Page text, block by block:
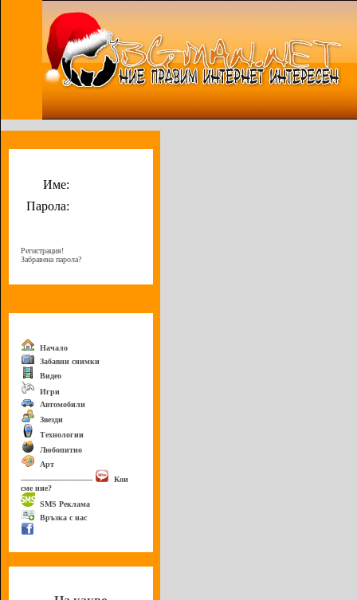
Име:
Парола:
Регистрация!
Забравена парола?
Начало
Забавни снимки
Видео
Игри
Автомобили
Звезди
Технологии
Любопитно
Арт
------------------------------
Кои
сме ние?
SMS Реклама
Връзка с нас